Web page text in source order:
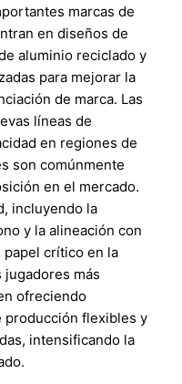
marcas de
en diseños de
aluminio reciclado y
para mejorar la
de marca. Las
líneas de
en regiones de
son comúnmente
en el mercado.
incluyendo la
y la alineación con
papel crítico en la
más
ofreciendo
producción flexibles y
intensificando la